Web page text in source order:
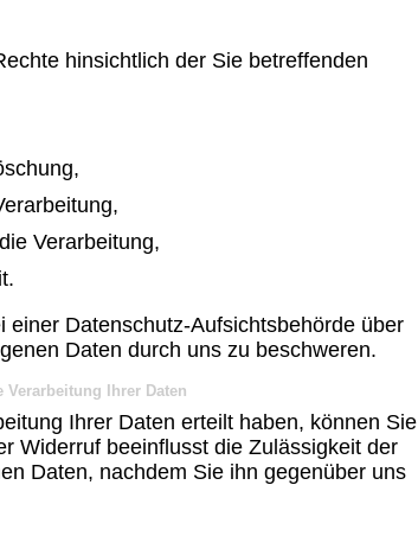
hinsichtlich der Sie betreffenden
Verarbeitung,
Datenschutz-Aufsichtsbehörde über
Daten durch uns zu beschweren.
Verarbeitung Ihrer Daten
Ihrer Daten erteilt haben, können Sie
Widerruf beeinflusst die Zulässigkeit der
Daten, nachdem Sie ihn gegenüber uns